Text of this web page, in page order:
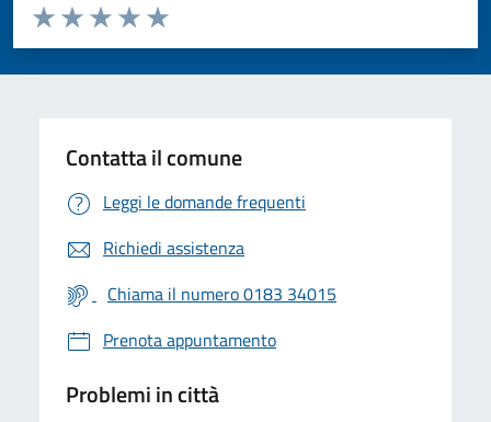
Valuta da 1 a 5 stelle la pagina
Valuta 5 stelle su 5
Valuta 4 stelle su 5
Valuta 3 stelle su 5
Valuta 2 stelle su 5
Valuta 1 stelle su 5
Contatta il comune
Leggi le domande frequenti
Richiedi assistenza
Chiama il numero 0183 34015
Prenota appuntamento
Problemi in città